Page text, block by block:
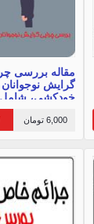
مقاله بررسی
گرایش نوجوانان
6,000 تومان